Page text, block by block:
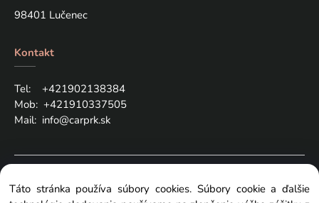
98401 Lučenec
Kontakt
Tel: +421902138384
Mob: +421910337505
Mail: info@carprk.sk
Táto stránka používa súbory cookies. Súbory cookie a ďalšie